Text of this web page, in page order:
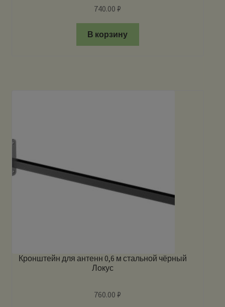
740.00₽
В корзину
Кронштейн для антенн 0,6 м стальной чёрный
Локус
760.00₽